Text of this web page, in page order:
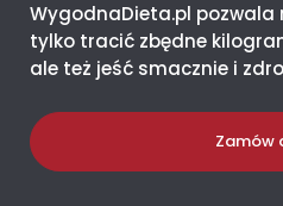
WygodnaDieta.pl pozwala
tylko tracić zbędne
ale też jeść smacznie i
Zamów